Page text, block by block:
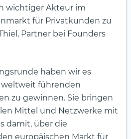
wichtiger Akteur im
für Privatkunden zu
Partner bei Founders
haben wir es
weltweit führenden
zu gewinnen. Sie bringen
Mittel und Netzwerke mit
damit, über die
europäischen Markt für